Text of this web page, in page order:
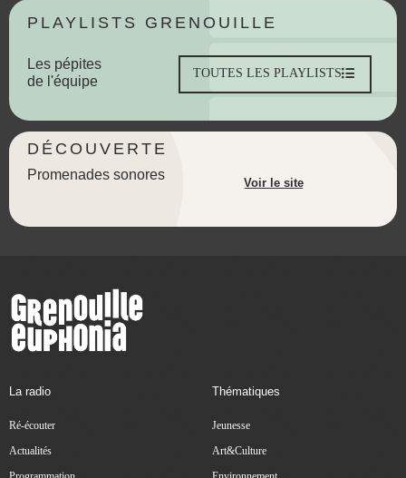
PLAYLISTS GRENOUILLE
Les pépites
de l'équipe
TOUTES LES PLAYLISTS
DÉCOUVERTE
Promenades sonores
Voir le site
La radio
Ré-écouter
Actualités
Thématiques
Jeunesse
Art&Culture